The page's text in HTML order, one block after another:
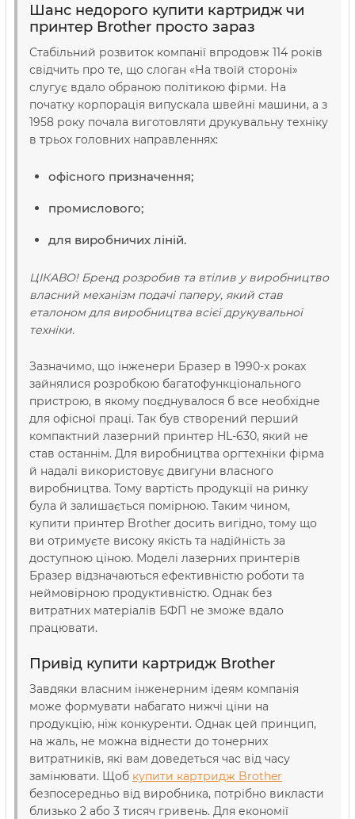
­Шанс недорого купити картридж чи
принтер Brother просто зараз
Стабільний розвиток компанії впродовж 114 років
свідчить про те, що слоган «На твоїй стороні»
слугує вдало обраною політикою фірми. На
початку корпорація випускала швейні машини, а з
1958 року почала виготовляти друкувальну техніку
в трьох головних направленнях:
офісного призначення;
промислового;
для виробничих ліній.
ЦІКАВО! Бренд розробив та втілив у виробництво
власний механізм подачі паперу, який став
еталоном для виробництва всієї друкувальної
техніки.
Зазначимо, що інженери Бразер в 1990-х роках
зайнялися розробкою багатофункціонального
пристрою, в якому поєднувалося б все необхідне
для офісної праці. Так був створений перший
компактний лазерний принтер HL-630, який не
став останнім. Для виробництва оргтехніки фірма
й надалі використовує двигуни власного
виробництва. Тому вартість продукції на ринку
була й залишається помірною. Таким чином,
купити принтер Brother досить вигідно, тому що
ви отримуєте високу якість та надійність за
доступною ціною. Моделі лазерних принтерів
Бразер відзначаються ефективністю роботи та
неймовірною продуктивністю. Однак без
витратних матеріалів БФП не зможе вдало
працювати.
Привід купити картридж Brother
Завдяки власним інженерним ідеям компанія
може формувати набагато нижчі ціни на
продукцію, ніж конкуренти. Однак цей принцип,
на жаль, не можна віднести до тонерних
витратників, які вам доведеться час від часу
замінювати. Щоб купити картридж Brother
безпосередньо від виробника, потрібно викласти
близько 2 або 3 тисяч гривень. Для економії